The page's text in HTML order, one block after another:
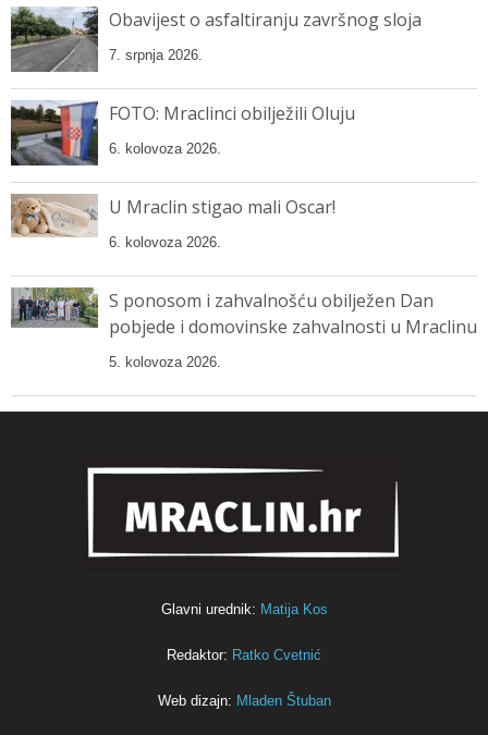
Obavijest o asfaltiranju završnog sloja
7. srpnja 2026.
FOTO: Mraclinci obilježili Oluju
6. kolovoza 2026.
U Mraclin stigao mali Oscar!
6. kolovoza 2026.
S ponosom i zahvalnošću obilježen Dan
pobjede i domovinske zahvalnosti u Mraclinu
5. kolovoza 2026.
Glavni urednik: Matija Kos
Redaktor: Ratko Cvetnić
Web dizajn: Mladen Štuban